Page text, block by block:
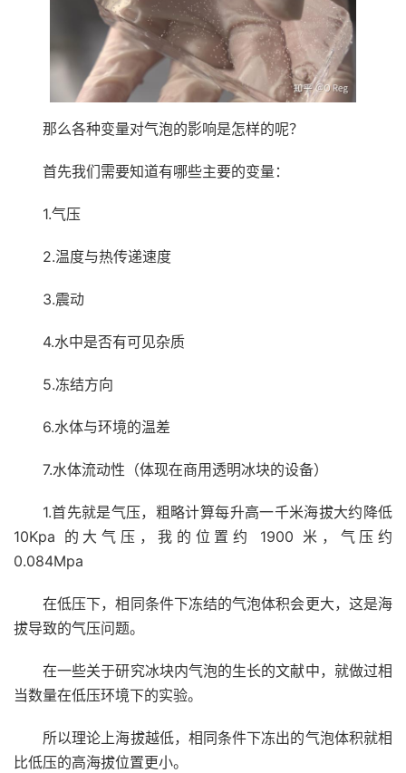
那么各种变量对气泡的影响是怎样的呢？
首先我们需要知道有哪些主要的变量：
1.气压
2.温度与热传递速度
3.震动
4.水中是否有可见杂质
5.冻结方向
6.水体与环境的温差
7.水体流动性（体现在商用透明冰块的设备）
1.首先就是气压，粗略计算每升高一千米海拔大约降低
10Kpa 的大气压，我的位置约 1900 米，气压约
0.084Mpa
在低压下，相同条件下冻结的气泡体积会更大，这是海
拔导致的气压问题。
在一些关于研究冰块内气泡的生长的文献中，就做过相
当数量在低压环境下的实验。
所以理论上海拔越低，相同条件下冻出的气泡体积就相
比低压的高海拔位置更小。